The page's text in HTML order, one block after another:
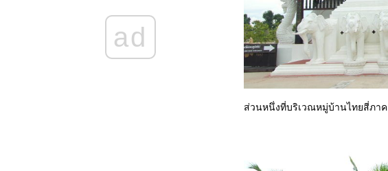
Sandalay Resort
พาเที่ยวเวียงกุมกาม เชียงใหม่
(Waiengkoomkam Chieng-Mai)
Alangkarn Pattaya Thailand
ad
ส่วนหนึ่งที่บริเวณหมู่บ้านไทยสี่ภาค